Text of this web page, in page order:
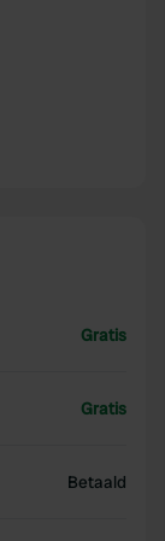
Gratis
Gratis
Betaald